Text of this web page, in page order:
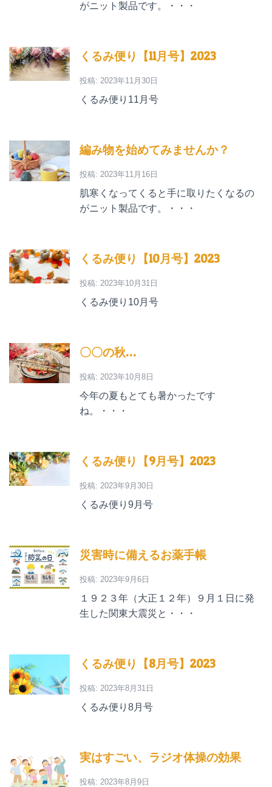
がニット製品です。・・・
くるみ便り【11月号】2023
投稿: 2023年11月30日
くるみ便り11月号
編み物を始めてみませんか？
投稿: 2023年11月16日
肌寒くなってくると手に取りたくなるの
がニット製品です。・・・
くるみ便り【10月号】2023
投稿: 2023年10月31日
くるみ便り10月号
〇〇の秋…
投稿: 2023年10月8日
今年の夏もとても暑かったです
ね。・・・
くるみ便り【9月号】2023
投稿: 2023年9月30日
くるみ便り9月号
災害時に備えるお薬手帳
投稿: 2023年9月6日
１９２３年（大正１２年）９月１日に発
生した関東大震災と・・・
くるみ便り【8月号】2023
投稿: 2023年8月31日
くるみ便り8月号
実はすごい、ラジオ体操の効果
投稿: 2023年8月9日